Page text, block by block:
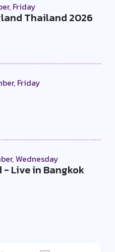
Friday
Thailand 2026
Friday
Wednesday
- Live in Bangkok